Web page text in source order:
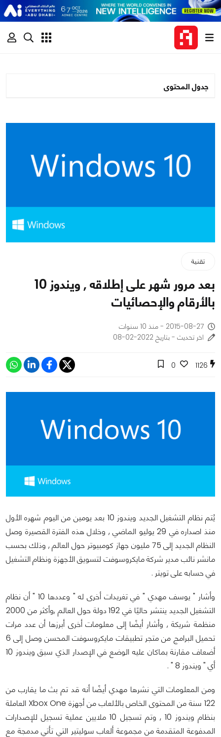
جدول المحتوى
تقنية
بعد مرور شهر على إطلاقه , ويندوز 10
بالأرقام والإحصائيات
2015-08-27 - منذ 10 سنوات
اخر تحديث - بتاريخ 2022-02-08
1126
0
يُتم نظام التشغيل الجديد ويندوز 10 بعد يومين من اليوم شهره الأول
منذ اصداره في 29 يوليو الماضي , وخلال هذه الفترة القصيرة وصل
النظام الجديد إلى 75 مليون جهاز كومبيوتر حول العالم , وذلك بحسب
مانشر نائب مدير شركة مايكروسوفت لتسويق الأجهزة ونظام التشغيل
في حسابه على تويتر .
وأشار " يوسف مهدي " في تغريدات أخرى له " وعددها 10 " أن نظام
التشغيل الجديد ينتشر حاليًا في 192 دولة حول العالم ,وأكثر من 2000
منظمة شريكة , وأشار أيضًا إلى معلومات أخرى أبرزها أن عدد مرات
تحميل البرامج من متجر تطبيقات مايكروسوفت المحسن وصل إلى 6
أضعاف مقارنة بماكان عليه الوضع في الإصدار الذي سبق ويندوز 10
أي " ويندوز 8 " .
ومن المعلومات التي نشرها مهدي أيضًا أنه قد تم بث ما يقارب من
122 سنة من المحتوى الخاص بالألعاب من أجهزة Xbox One العاملة
بنظام ويندوز 10 , وتم تسجيل 10 ملايين عملية تسجيل للإصدارات
المدفوعة المتقدمة من مجموعة ألعاب سوليتير التي تأتي مدمجة مع